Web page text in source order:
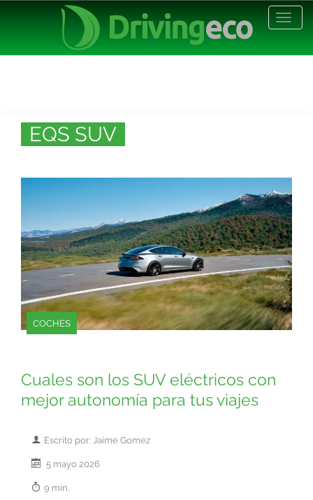
EQS SUV
COCHES
Cuales son los SUV eléctricos con
mejor autonomía para tus viajes
Escrito por: Jaime Gomez
5 mayo 2026
9 min.